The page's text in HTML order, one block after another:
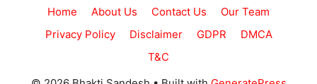
Home About Us Contact Us
Our Team
Privacy Policy
Disclaimer GDPR
DMCA
T&C